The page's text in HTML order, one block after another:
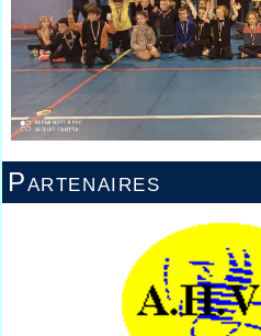
Partenaires